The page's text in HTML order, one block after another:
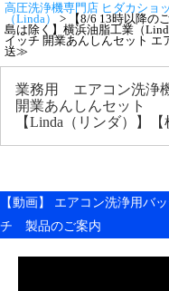
高圧洗浄機専門店 ヒダカショ
（Linda）
> 【8/6 13時以降の
島は除く】横浜油脂工業（
イッチ 開業あんしんセット
送≫
業務用 エアコン洗浄
開業あんしんセット
【Linda（リンダ）】【
【動画】 エアコン洗浄用バ
チ 製品のご案内